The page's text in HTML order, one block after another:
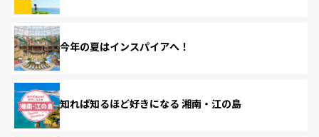
今年の夏はインスパイアへ！
知れば知るほど好きになる 湘南・江の島